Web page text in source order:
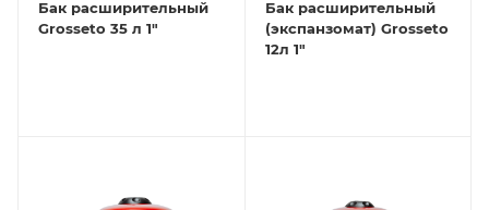
Бак расширительный
Grosseto 35 л 1"
Бак расширительный
(экспанзомат) Grosseto
12л 1"